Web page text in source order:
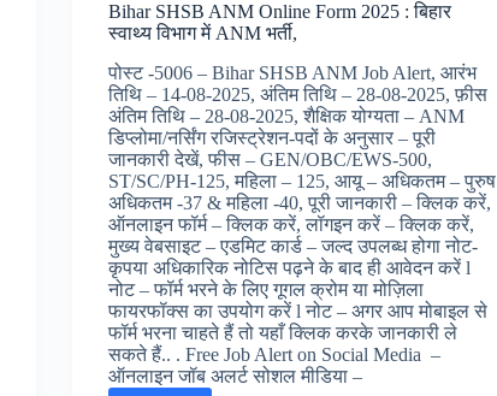
Bihar SHSB ANM Online Form 2025 : बिहार
स्वाथ्य विभाग में ANM भर्ती,
पोस्ट -5006 – Bihar SHSB ANM Job Alert, आरंभ
तिथि – 14-08-2025, अंतिम तिथि – 28-08-2025, फ़ीस
अंतिम तिथि – 28-08-2025, शैक्षिक योग्यता – ANM
डिप्लोमा/नर्सिंग रजिस्ट्रेशन-पदों के अनुसार – पूरी
जानकारी देखें, फीस – GEN/OBC/EWS-500,
ST/SC/PH-125, महिला – 125, आयू – अधिकतम – पुरुष
अधिकतम -37 & महिला -40, पूरी जानकारी – क्लिक करें,
ऑनलाइन फॉर्म – क्लिक करें, लॉगइन करें – क्लिक करें,
मुख्य वेबसाइट – एडमिट कार्ड – जल्द उपलब्ध होगा नोट-
कृपया अधिकारिक नोटिस पढ़ने के बाद ही आवेदन करें l
नोट – फॉर्म भरने के लिए गूगल क्रोम या मोज़िला
फायरफॉक्स का उपयोग करें l नोट – अगर आप मोबाइल से
फॉर्म भरना चाहते हैं तो यहाँ क्लिक करके जानकारी ले
सकते हैं.. . Free Job Alert on Social Media –
ऑनलाइन जॉब अलर्ट सोशल मीडिया –